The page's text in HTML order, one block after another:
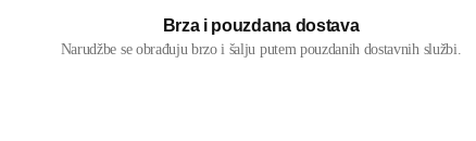
Brza i pouzdana dostava
Narudžbe se obrađuju brzo i šalju putem pouzdanih dostavnih službi.